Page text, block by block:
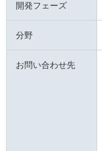
開発フェーズ
分野
お問い合わせ先